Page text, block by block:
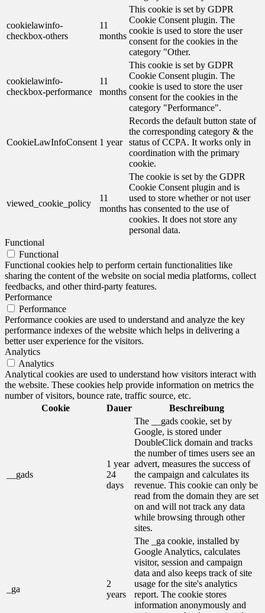
cookielawinfo-
checkbox-others
11
months
This cookie is set by GDPR
Cookie Consent plugin. The
cookie is used to store the user
consent for the cookies in the
category "Other.
cookielawinfo-
checkbox-performance
11
months
This cookie is set by GDPR
Cookie Consent plugin. The
cookie is used to store the user
consent for the cookies in the
category "Performance".
CookieLawInfoConsent 1 year
Records the default button state of
the corresponding category & the
status of CCPA. It works only in
coordination with the primary
cookie.
viewed_cookie_policy
11
months
The cookie is set by the GDPR
Cookie Consent plugin and is
used to store whether or not user
has consented to the use of
cookies. It does not store any
personal data.
Functional
Functional
Functional cookies help to perform certain functionalities like
sharing the content of the website on social media platforms, collect
feedbacks, and other third-party features.
Performance
Performance
Performance cookies are used to understand and analyze the key
performance indexes of the website which helps in delivering a
better user experience for the visitors.
Analytics
Analytics
Analytical cookies are used to understand how visitors interact with
the website. These cookies help provide information on metrics the
number of visitors, bounce rate, traffic source, etc.
Cookie
Dauer Beschreibung
__gads
1 year
24
days
The __gads cookie, set by
Google, is stored under
DoubleClick domain and tracks
the number of times users see an
advert, measures the success of
the campaign and calculates its
revenue. This cookie can only be
read from the domain they are set
on and will not track any data
while browsing through other
sites.
_ga
2
years
The _ga cookie, installed by
Google Analytics, calculates
visitor, session and campaign
data and also keeps track of site
usage for the site's analytics
report. The cookie stores
information anonymously and